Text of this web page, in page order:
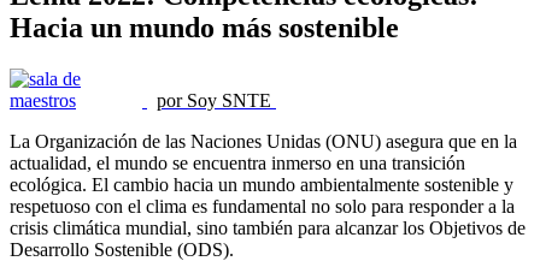
Hacia un mundo más sostenible
por Soy SNTE
La Organización de las Naciones Unidas (ONU) asegura que en la
actualidad, el mundo se encuentra inmerso en una transición
ecológica. El cambio hacia un mundo ambientalmente sostenible y
respetuoso con el clima es fundamental no solo para responder a la
crisis climática mundial, sino también para alcanzar los Objetivos de
Desarrollo Sostenible (ODS).